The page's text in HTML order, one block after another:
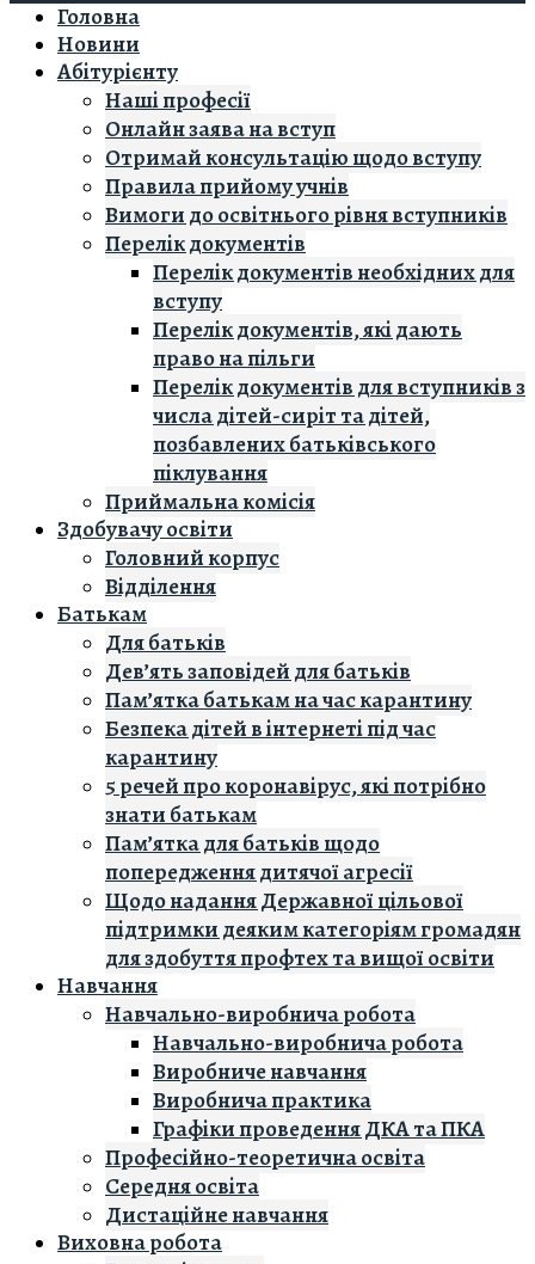
Головна
Новини
Абітурієнту
Наші професії
Онлайн заява на вступ
Отримай консультацію щодо вступу
Правила прийому учнів
Вимоги до освітнього рівня вступників
Перелік документів
Перелік документів необхідних для
вступу
Перелік документів, які дають
право на пільги
Перелік документів для вступників з
числа дітей-сиріт та дітей,
позбавлених батьківського
піклування
Приймальна комісія
Здобувачу освіти
Головний корпус
Вiддiлення
Батькам
Для батьків
Дев’ять заповідей для батьків
Пам’ятка батькам на час карантину
Безпека дітей в інтернеті під час
карантину
5 речей про коронавірус, які потрібно
знати батькам
Пам’ятка для батьків щодо
попередження дитячої агресії
Щодо надання Державної цільової
підтримки деяким категоріям громадян
для здобуття профтех та вищої освіти
Навчання
Навчально-виробнича робота
Навчально-виробнича робота
Виробниче навчання
Виробнича практика
Графіки проведення ДКА та ПКА
Професійно-теоретична освіта
Середня освіта
Дистаційне навчання
Виховна робота